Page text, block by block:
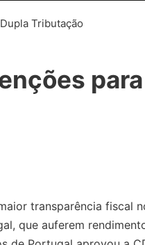
Tributação
transparência fiscal
que auferem